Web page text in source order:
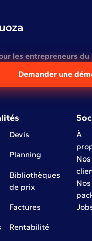
les entrepreneurs
Demander une
Devis
Planning
Bibliothèques
de prix
Factures
Rentabilité
À
Nos
Nos